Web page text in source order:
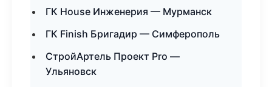
ГК House Инженерия — Мурманск
ГК Finish Бригадир — Симферополь
СтройАртель Проект Pro —
Ульяновск